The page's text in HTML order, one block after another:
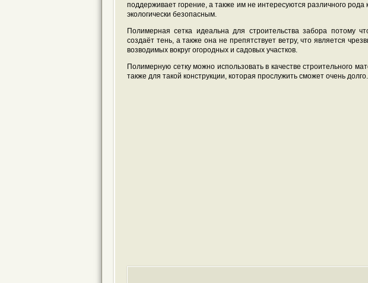
поддерживает горение, а также им не интересуются различного
экологически безопасным.
Полимерная сетка идеальна для строительства забора потому
создаёт тень, а также она не препятствует ветру, что является
возводимых вокруг огородных и садовых участков.
Полимерную сетку можно использовать в качестве строительного
также для такой конструкции, которая прослужить сможет очень долго.